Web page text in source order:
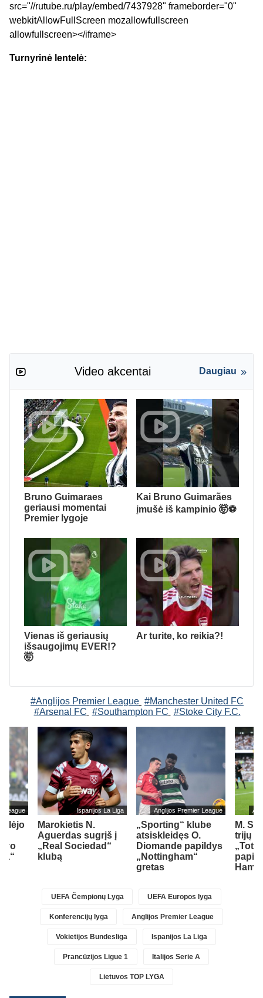
src="//rutube.ru/play/embed/7437928" frameborder="0"
webkitAllowFullScreen mozallowfullscreen
allowfullscreen></iframe>
Turnyrinė lentelė:
Video akcentai Daugiau
Bruno Guimaraes
geriausi momentai
Premier lygoje
Kai Bruno Guimarães
įmušė iš kampinio 🤯⚽️
Vienas iš geriausių
išsaugojimų EVER!?
🤯
Ar turite, ko reikia?!
#Anglijos Premier League #Manchester United FC
#Arsenal FC #Southampton FC #Stoke City F.C.
League Ispanijos La Liga
Marokietis N.
Aguerdas sugrįš į
„Real Sociedad“
klubą
Anglijos Premier League
„Sporting“ klube
atsiskleidęs O.
Diomande papildys
„Nottingham“
gretas
M.
trijų
UEFA Čempionų Lyga UEFA Europos lyga
Konferencijų lyga Anglijos Premier League
Vokietijos Bundesliga Ispanijos La Liga
Prancūzijos Ligue 1 Italijos Serie A
Lietuvos TOP LYGA